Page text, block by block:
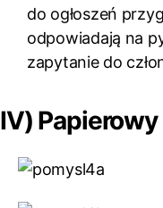
do ogłoszeń
odpowiadają na
zapytanie do
IV)